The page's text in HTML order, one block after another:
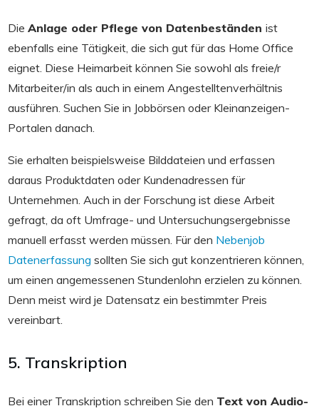
Die Anlage oder Pflege von Datenbeständen ist
ebenfalls eine Tätigkeit, die sich gut für das Home Office
eignet. Diese Heimarbeit können Sie sowohl als freie/r
Mitarbeiter/in als auch in einem Angestelltenverhältnis
ausführen. Suchen Sie in Jobbörsen oder Kleinanzeigen-
Portalen danach.
Sie erhalten beispielsweise Bilddateien und erfassen
daraus Produktdaten oder Kundenadressen für
Unternehmen. Auch in der Forschung ist diese Arbeit
gefragt, da oft Umfrage- und Untersuchungsergebnisse
manuell erfasst werden müssen. Für den Nebenjob
Datenerfassung sollten Sie sich gut konzentrieren können,
um einen angemessenen Stundenlohn erzielen zu können.
Denn meist wird je Datensatz ein bestimmter Preis
vereinbart.
5. Transkription
Bei einer Transkription schreiben Sie den Text von Audio-